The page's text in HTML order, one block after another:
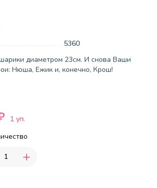
5360
диаметром 23см. И снова Ваши
Нюша, Ежик и, конечно, Крош!
1 уп.
+